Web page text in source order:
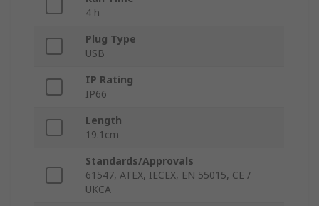
4 h
Plug Type
USB
IP Rating
IP66
Length
19.1cm
Standards/Approvals
61547, ATEX, IECEX, EN 55015, CE /
UKCA